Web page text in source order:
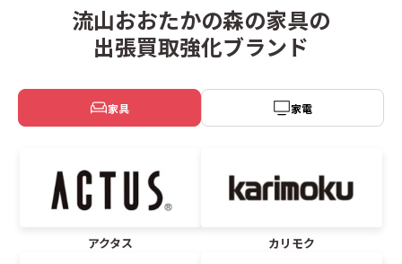
流山おおたかの森の家具の
出張買取強化ブランド
家具 家電
アクタス カリモク